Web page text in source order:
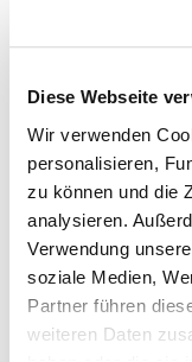
Diese Webseite
Wir verwenden
personalisieren,
zu können und die
analysieren.
Verwendung
soziale Medien,
Partner führen
weiteren Daten
Textwerkstatt:
18.09.2026
Crashkurs Claude
21.09.2026
22.09.2026